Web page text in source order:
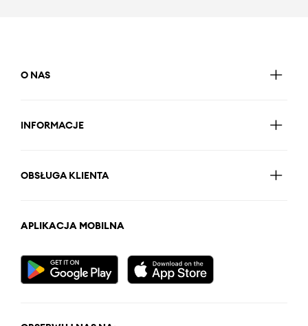
O NAS
INFORMACJE
OBSŁUGA KLIENTA
APLIKACJA MOBILNA